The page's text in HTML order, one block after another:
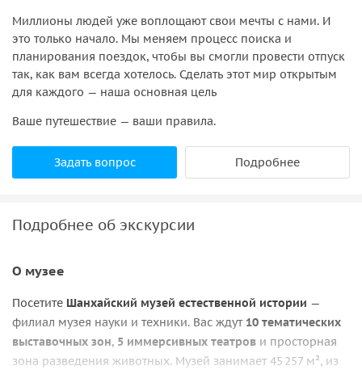
Миллионы людей уже воплощают свои мечты с нами. И
это только начало. Мы меняем процесс поиска и
планирования поездок, чтобы вы смогли провести отпуск
так, как вам всегда хотелось. Сделать этот мир открытым
для каждого — наша основная цель
Ваше путешествие — ваши правила.
Задать вопрос Подробнее
Подробнее об экскурсии
О музее
Посетите Шанхайский музей естественной истории —
филиал музея науки и техники. Вас ждут 10 тематических
выставочных зон, 5 иммерсивных театров и просторная
зона разведения животных. Музей занимает 45 257 м², из